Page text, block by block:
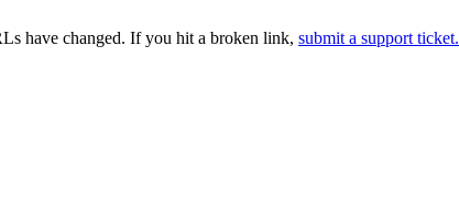
have changed. If you hit a broken link, submit a support ticket.